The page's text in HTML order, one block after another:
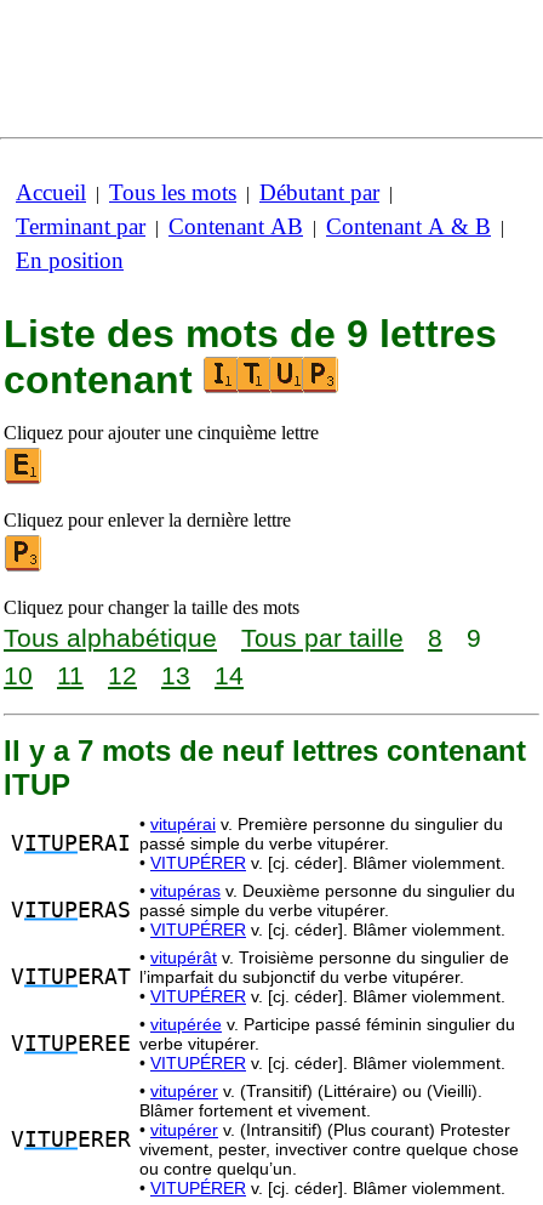
Accueil | Tous les mots | Débutant par|
Terminant par| Contenant AB | Contenant A & B |
En position
Liste des mots de 9 lettres
contenant
Cliquez pour ajouter une cinquième lettre
Cliquez pour enlever la dernière lettre
Cliquez pour changer la taille des mots
Tous alphabétique Tous par taille 8
9
10
11 12 13 14
Il y a 7 mots de neuf lettres contenant
ITUP
VITUP ERAI
• vitupérai v. Première personne du singulier du
passé simple du verbe vitupérer.
• VITUPÉRER v. [cj. céder]. Blâmer violemment.
VITUP ERAS
• vitupéras v. Deuxième personne du singulier du
passé simple du verbe vitupérer.
• VITUPÉRER v. [cj. céder]. Blâmer violemment.
VITUP ERAT
• vitupérât v. Troisième personne du singulier de
l’imparfait du subjonctif du verbe vitupérer.
• VITUPÉRER v. [cj. céder]. Blâmer violemment.
VITUP EREE
• vitupérée v. Participe passé féminin singulier du
verbe vitupérer.
• VITUPÉRER v. [cj. céder]. Blâmer violemment.
VITUP ERER
• vitupérer v. (Transitif) (Littéraire) ou (Vieilli).
Blâmer fortement et vivement.
• vitupérer v. (Intransitif) (Plus courant) Protester
vivement, pester, invectiver contre quelque chose
ou contre quelqu’un.
• VITUPÉRER v. [cj. céder]. Blâmer violemment.